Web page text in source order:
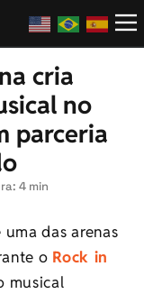
cria
no
parceria
4 min
das arenas
o Rock in
musical